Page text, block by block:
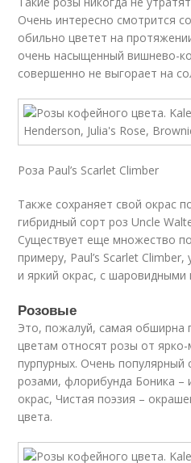
Очень интересно смотрится
обильно цветет на
очень насыщенный вишнево-
совершенно не выгорает на
Роза Paul’s Scarlet Climber
Также сохраняет свой окрас
гибридный сорт роз Uncle
Существует еще множество
примеру, Paul’s Scarlet
и яркий окрас, с шаровидными
Розовые
Это, пожалуй, самая обширна
цветам относят розы от
пурпурных. Очень
розами, флорибунда Боника
окрас, Чистая поэзия –
цвета.